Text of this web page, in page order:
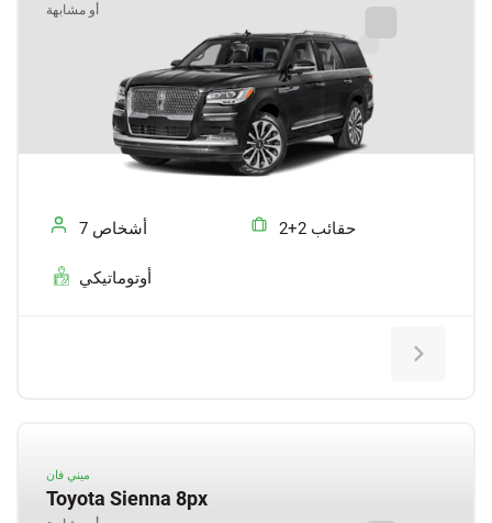
أو مشابهة
7 أشخاص 2+2 حقائب
أوتوماتيكي
ميني فان
Toyota Sienna 8px